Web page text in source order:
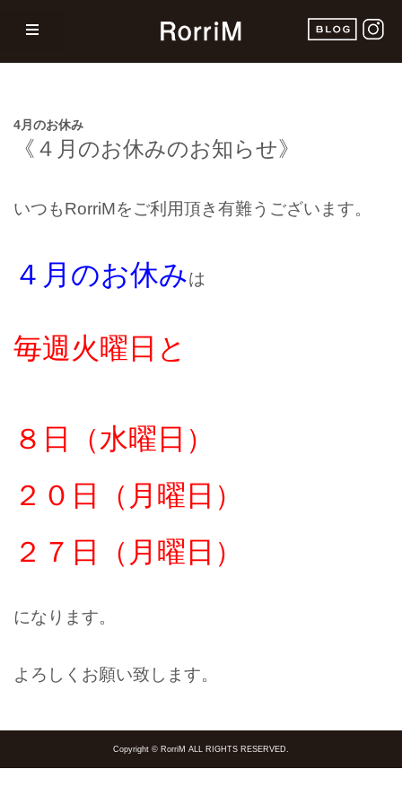
4月のお休み
《４ 月のお休みのお知らせ》
いつもRorriMをご利用頂き有難うございます。
４月のお休みは
毎週火曜日 と
８ 日（水曜日）
２０ 日（月曜日）
２７日（月曜日）
になります。
よろしくお願い致します。
Copyright © RorriM ALL RIGHTS RESERVED.